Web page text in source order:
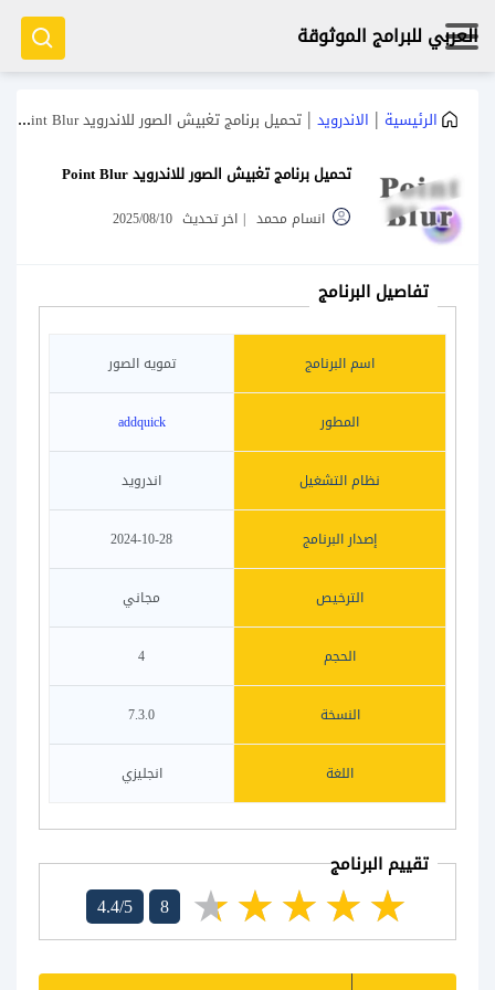
العربي للبرامج الموثوقة
الرئيسية | الاندرويد | تحميل برنامج تغبيش الصور للاندرويد Point Blur
تحميل برنامج تغبيش الصور للاندرويد Point Blur
انسام محمد | اخر تحديث 2025/08/10
تفاصيل البرنامج
اسم البرنامج تمويه الصور
المطور addquick
نظام التشغيل اندرويد
إصدار البرنامج 2024-10-28
الترخيص مجاني
الحجم 4
النسخة 7.3.0
اللغة انجليزي
تقييم البرنامج
4.4/5 8